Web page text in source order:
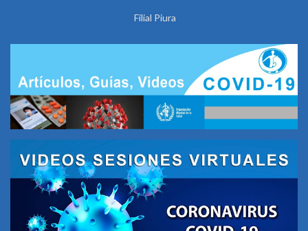
Filial Piura